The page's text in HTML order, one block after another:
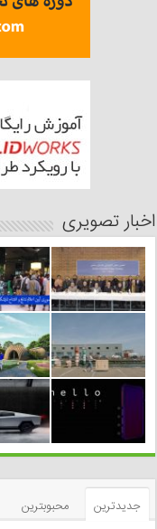
اخبار تصویری
جدیدترین محبوبترین